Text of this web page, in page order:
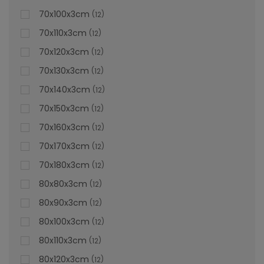
70x100x3cm 12
70x110x3cm 12
70x120x3cm 12
70x130x3cm 12
70x140x3cm 12
70x150x3cm 12
70x160x3cm 12
70x170x3cm 12
70x180x3cm 12
80x80x3cm 12
80x90x3cm 12
80x100x3cm 12
80x110x3cm 12
80x120x3cm 12